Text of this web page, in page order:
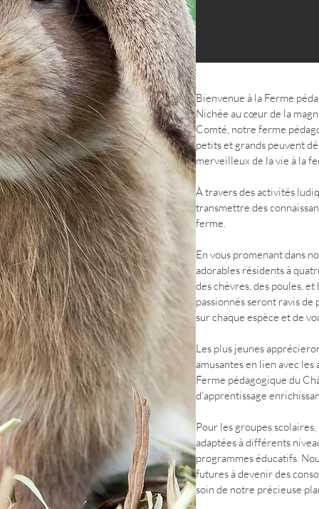
Bienvenue à la Ferme
Nichée au cœur de la
Comté, notre ferme
petits et grands peuvent
merveilleux de la vie à la
À travers des activités
transmettre des
ferme.
En vous promenant dans
adorables résidents à
des chèvres, des poules,
passionnés seront ravis de
sur chaque espèce et de
Les plus jeunes
amusantes en lien avec les
Ferme pédagogique du
d'apprentissage
Pour les groupes
adaptées à différents
programmes éducatifs.
futures à devenir des
soin de notre précieuse